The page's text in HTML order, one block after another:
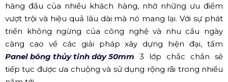
hàng đầu của nhiều khách hàng, nhờ những ưu điểm
vượt trội và hiệu quả lâu dài mà nó mang lại. Với sự phát
triển không ngừng của công nghệ và nhu cầu ngày
càng cao về các giải pháp xây dựng hiện đại, tấm
Panel bông thủy tinh dày 50mm 3 lớp chắc chắn sẽ
tiếp tục được ưa chuộng và sử dụng rộng rãi trong nhiều